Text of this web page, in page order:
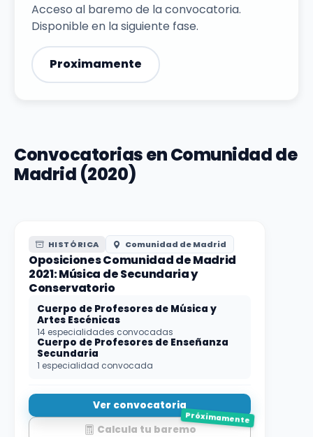
Acceso al baremo de la convocatoria.
Disponible en la siguiente fase.
Proximamente
Convocatorias en Comunidad de
Madrid (2020)
HISTÓRICA Comunidad de Madrid
Oposiciones Comunidad de Madrid
2021: Música de Secundaria y
Conservatorio
Cuerpo de Profesores de Música y
Artes Escénicas
14 especialidades convocadas
Cuerpo de Profesores de Enseñanza
Secundaria
1 especialidad convocada
Ver convocatoria
Calcula tu baremo
Próximamente